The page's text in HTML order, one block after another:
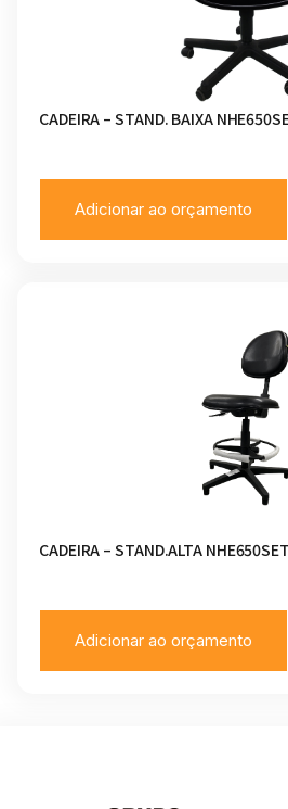
CADEIRA – STAND. BAIXA
Adicionar ao orçamento
CADEIRA – STAND.ALTA
Adicionar ao orçamento